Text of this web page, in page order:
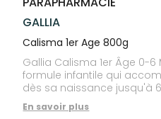
Gencives
bucco-
dentaire
GALLIA
Calisma 1er Age 800g
Gallia Calisma 1er Âge 0-6 Mois 800 g est une
formule infantile qui
dès sa naissance jusqu'à
allaité. Elle est à base
d'ingrédients dont la DHA
En savoir plus